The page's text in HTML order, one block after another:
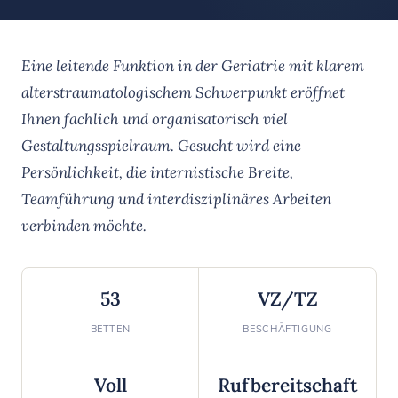
Eine leitende Funktion in der Geriatrie mit klarem
alterstraumatologischem Schwerpunkt eröffnet
Ihnen fachlich und organisatorisch viel
Gestaltungsspielraum. Gesucht wird eine
Persönlichkeit, die internistische Breite,
Teamführung und interdisziplinäres Arbeiten
verbinden möchte.
53
BETTEN
VZ/TZ
BESCHÄFTIGUNG
Voll Rufbereitschaft